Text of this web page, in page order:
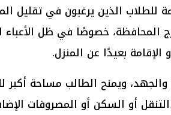
للطلاب الذين يرغبون في تقليل
المحافظة، خصوصًا في ظل الأعباء
بعيدًا عن المنزل.
ويمنح الطالب مساحة أكبر
أو السكن أو المصروفات